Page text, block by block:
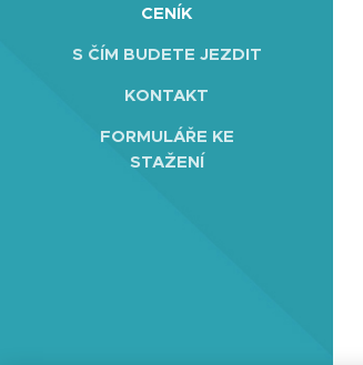
CENÍK
S ČÍM BUDETE JEZDIT
KONTAKT
FORMULÁŘE KE
STAŽENÍ